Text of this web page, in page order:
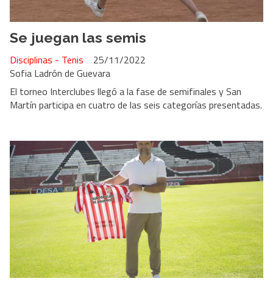
Se juegan las semis
Sofia Ladrón de Guevara
Disciplinas - Tenis 25/11/2022
El torneo Interclubes llegó a la fase de semifinales y San
Martín participa en cuatro de las seis categorías presentadas.